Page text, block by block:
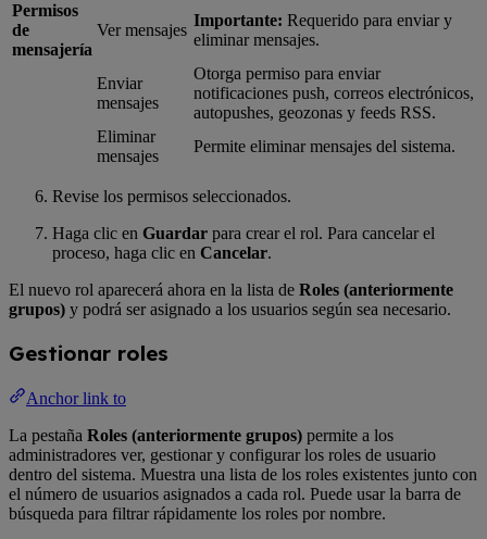
Permisos
de
mensajería
Ver mensajes
Importante: Requerido para enviar y
eliminar mensajes.
Enviar
mensajes
Otorga permiso para enviar
notificaciones push, correos electrónicos,
autopushes, geozonas y feeds RSS.
Eliminar
mensajes
Permite eliminar mensajes del sistema.
Revise los permisos seleccionados.
Haga clic en Guardar para crear el rol. Para cancelar el
proceso, haga clic en Cancelar.
El nuevo rol aparecerá ahora en la lista de Roles (anteriormente
grupos) y podrá ser asignado a los usuarios según sea necesario.
Gestionar roles
Anchor link to
La pestaña Roles (anteriormente grupos) permite a los
administradores ver, gestionar y configurar los roles de usuario
dentro del sistema. Muestra una lista de los roles existentes junto con
el número de usuarios asignados a cada rol. Puede usar la barra de
búsqueda para filtrar rápidamente los roles por nombre.